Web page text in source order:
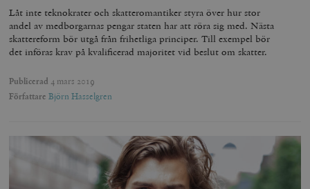
Låt inte teknokrater och skatteromantiker styra över hur stor
andel av medborgarnas pengar staten har att röra sig med. Nästa
skattereform bör utgå från frihetliga principer. Till exempel bör
det införas krav på kvalificerad majoritet vid beslut om skatter.
Publicerad 4 mars 2019
Författare Björn Hasselgren